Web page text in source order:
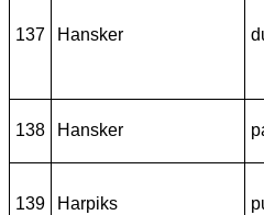
137 Hansker
138 Hansker
139 Harpiks